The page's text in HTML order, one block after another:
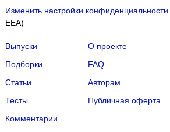
Изменить настройки конфиденциальности
EEA)
Выпуски
Подборки
Статьи
Тесты
Комментарии
О проекте
FAQ
Авторам
Публичная оферта